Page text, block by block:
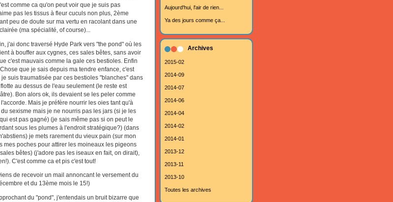
Aujourd'hui, l'air de rien...
Ya des jours comme ça...
Archives
2015-02
2014-09
2014-07
2014-06
2014-04
2014-02
2014-01
2013-12
2013-11
2013-10
Toutes les archives
comme ca qu'on peut voir que je suis pas
pas les tissus à fleur cuculs non plus, 2ème
peu de doute sur ma vertu en racolant dans une
(ma spécialité, of course)...
j'ai donc traversé Hyde Park vers "the pond" où les
à bouffer aux cygnes, ces sales bêtes, sans avoir
c'est mauvais comme la gale ces bestioles. Enfin
que je sais depuis ma tendre enfance, c'est
suis traumatisée par ces bestioles "blanches" dans
au dessus de l'eau seulement (le reste est
Bon alors ok, ils devaient se les peler comme
Mais je préfère nourrir les oies tant qu'à
sexisme mais je ne nourris pas les jars (si je les
est pas gagné) (je sais même pas si on peut le
sous les plumes à l'endroit stratégique?) (dans
je mets rarement du vieux pain (sur mon
mes poches pour attirer les moineaux les pigeons
bêtes) (j'adore pas les iseaux en fait, on dirait),
C'est comme ca et pis c'est tout!
de recevoir un mail annoncant le versement du
et du 13ème mois le 15!)
du "pond", j'entendais un bruit bizarre que